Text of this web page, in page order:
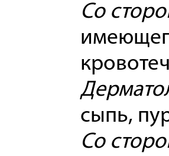
Со
сыпь,
Со